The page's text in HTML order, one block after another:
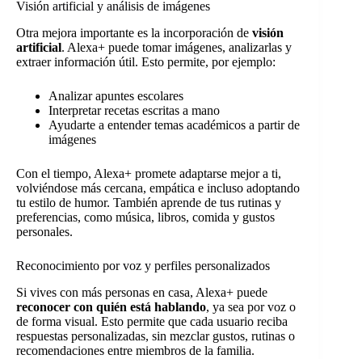
Visión artificial y análisis de imágenes
Otra mejora importante es la incorporación de visión
artificial. Alexa+ puede tomar imágenes, analizarlas y
extraer información útil. Esto permite, por ejemplo:
Analizar apuntes escolares
Interpretar recetas escritas a mano
Ayudarte a entender temas académicos a partir de
imágenes
Con el tiempo, Alexa+ promete adaptarse mejor a ti,
volviéndose más cercana, empática e incluso adoptando
tu estilo de humor. También aprende de tus rutinas y
preferencias, como música, libros, comida y gustos
personales.
Reconocimiento por voz y perfiles personalizados
Si vives con más personas en casa, Alexa+ puede
reconocer con quién está hablando, ya sea por voz o
de forma visual. Esto permite que cada usuario reciba
respuestas personalizadas, sin mezclar gustos, rutinas o
recomendaciones entre miembros de la familia.